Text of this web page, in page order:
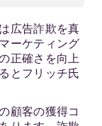
広告詐欺を真
ーケティング
正確さを向上
とフリッチ氏
顧客の獲得コ